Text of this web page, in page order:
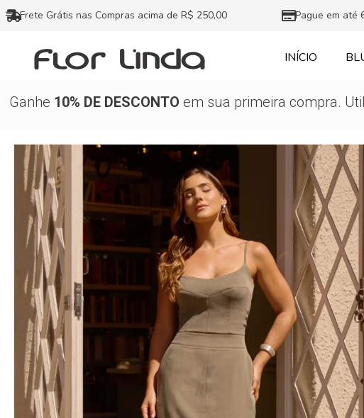
Ir
para
conteúdo
Frete Grátis nas Compras acima de R$ 250,00 Pague em até
INÍCIO
Ganhe 10% DE DESCONTO em sua primeira compra.